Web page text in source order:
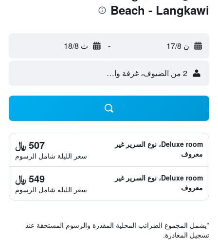
Beach - Langkawi
ن 17/8 - ث 18/8
2 من الضيوف، غرفة واحدة
Deluxe room، نوع السرير غير
معروف
507 ﷼
سعر الليلة شامل الرسوم
Deluxe room، نوع السرير غير
معروف
549 ﷼
سعر الليلة شامل الرسوم
*يشمل المجموع الضرائب المحلية المقدرة والرسوم المستحقة عند
تسجيل المغادرة.